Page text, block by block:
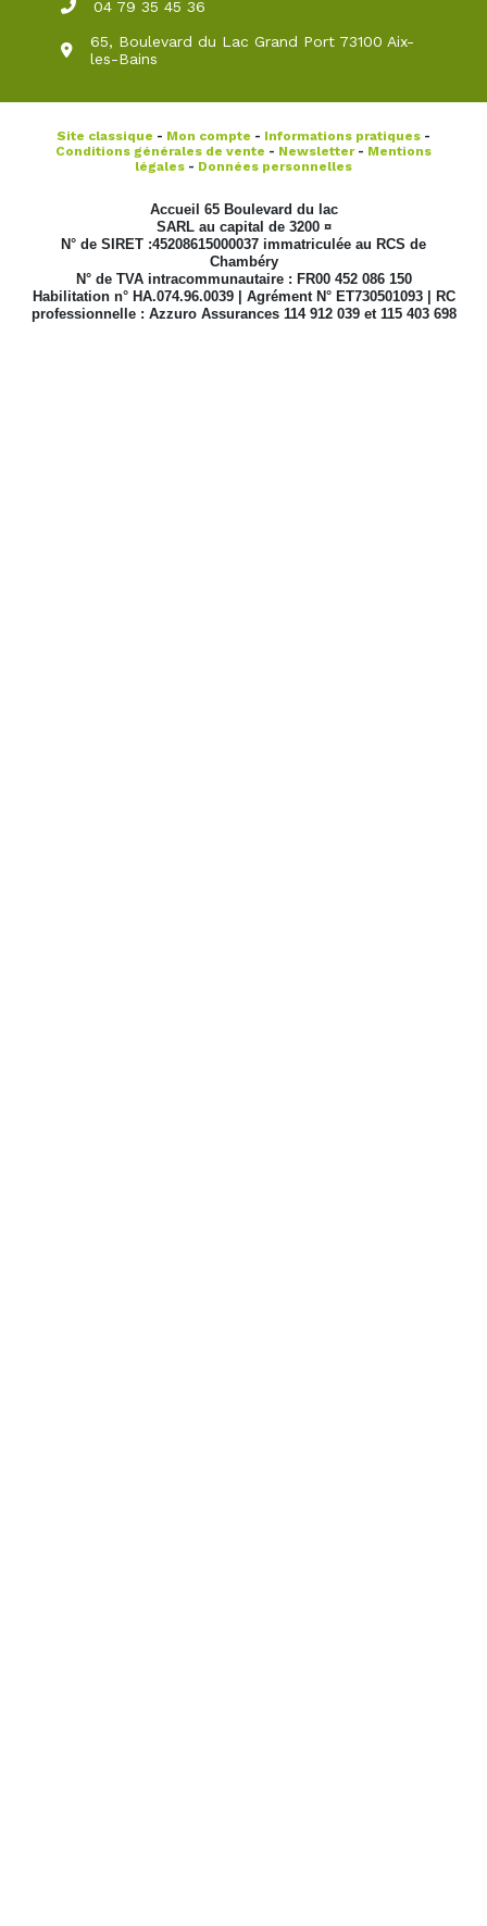
04 79 35 45 36
65, Boulevard du Lac Grand Port 73100 Aix-
les-Bains
Site classique - Mon compte - Informations pratiques -
Conditions générales de vente - Newsletter- Mentions
légales - Données personnelles
Accueil 65 Boulevard du lac
SARL au capital de 3200 ¤
N° de SIRET :45208615000037 immatriculée au RCS de
Chambéry
N° de TVA intracommunautaire : FR00 452 086 150
Habilitation n° HA.074.96.0039 | Agrément N° ET730501093 | RC
professionnelle : Azzuro Assurances 114 912 039 et 115 403 698